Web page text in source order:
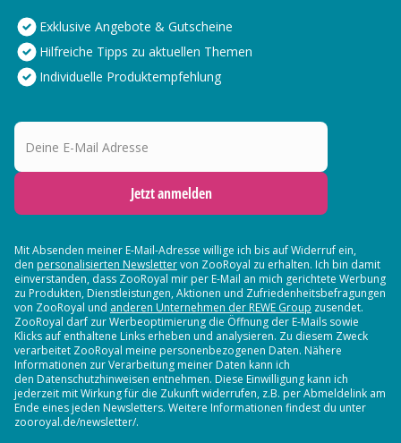
Exklusive Angebote & Gutscheine
Hilfreiche Tipps zu aktuellen Themen
Individuelle Produktempfehlung
Deine E-Mail Adresse
Jetzt anmelden
Mit Absenden meiner E-Mail-Adresse willige ich bis auf Widerruf ein,
den personalisierten Newslettervon ZooRoyal zu erhalten. Ich bin damit
einverstanden, dass ZooRoyal mir per E-Mail an mich gerichtete Werbung
zu Produkten, Dienstleistungen, Aktionen und Zufriedenheitsbefragungen
von ZooRoyal und anderen Unternehmen der REWE Group zusendet.
ZooRoyal darf zur Werbeoptimierung die Öffnung der E-Mails sowie
Klicks auf enthaltene Links erheben und analysieren. Zu diesem Zweck
verarbeitet ZooRoyal meine personenbezogenen Daten. Nähere
Informationen zur Verarbeitung meiner Daten kann ich
den Datenschutzhinweisen entnehmen. Diese Einwilligung kann ich
jederzeit mit Wirkung für die Zukunft widerrufen, z.B. per Abmeldelink am
Ende eines jeden Newsletters. Weitere Informationen findest du unter
zooroyal.de/newsletter/.